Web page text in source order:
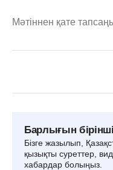
Мәтіннен қате
Барлығын
Бізге жазылып,
қызықты суреттер,
хабардар болыңыз.